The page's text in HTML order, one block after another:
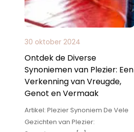
30 oktober 2024
Ontdek de Diverse
Synoniemen van Plezier: Een
Verkenning van Vreugde,
Genot en Vermaak
Artikel: Plezier Synoniem De Vele
Gezichten van Plezier: